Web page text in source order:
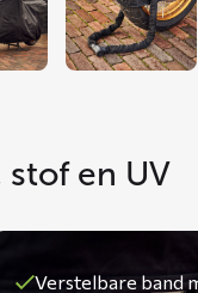
en UV
Verstelbare band